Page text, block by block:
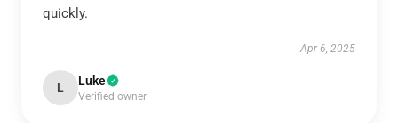
quickly.
Apr 6, 2025
L Luke
Verified owner